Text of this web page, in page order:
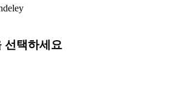
선택하세요